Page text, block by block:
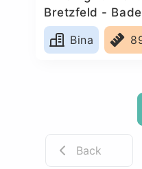
Bretzfeld -
Germany
Bina
Back